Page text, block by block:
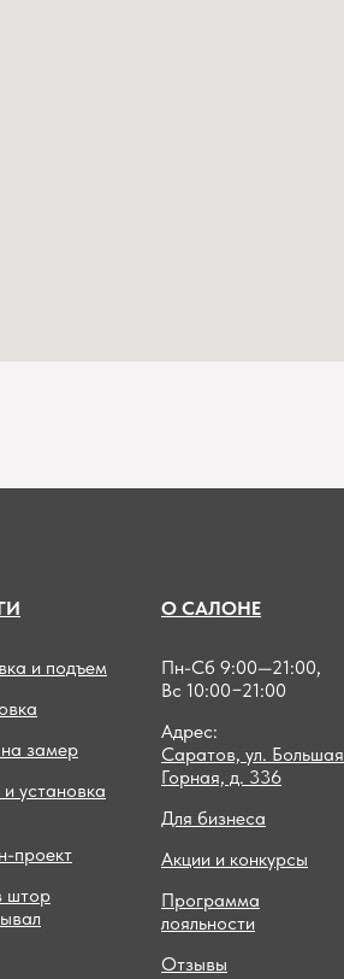
и подъем
замер
установка
проект
штор
О САЛОНЕ
Пн-Сб 9:00—21:00,
Вс 10:00−21:00
Адрес:
Саратов, ул. Большая
Горная, д. 336
Для бизнеса
Акции и конкурсы
Программа
лояльности
Отзывы